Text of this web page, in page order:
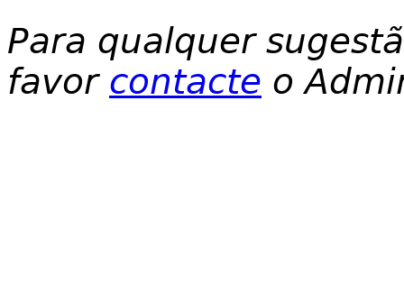
Para qualquer
favor contacte o